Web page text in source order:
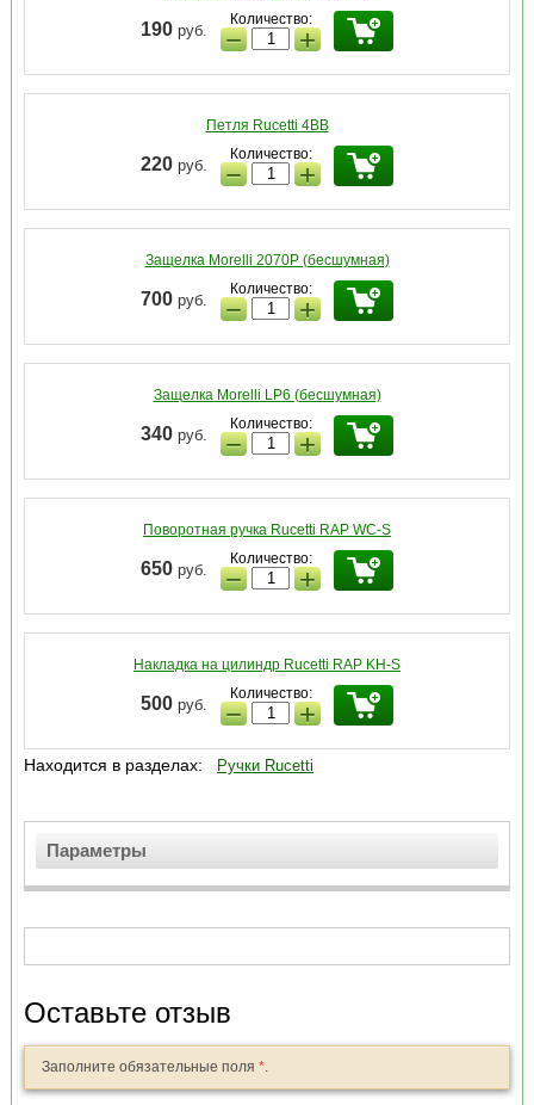
190 руб.
Количество:
− +
Петля Rucetti 4BB
220 руб.
Количество:
− +
Защелка Morelli 2070P (бесшумная)
700 руб.
Количество:
− +
Защелка Morelli LP6 (бесшумная)
340 руб.
Количество:
− +
Поворотная ручка Rucetti RAP WC-S
650 руб.
Количество:
− +
Накладка на цилиндр Rucetti RAP KH-S
500 руб.
Количество:
− +
Находится в разделах: Ручки Rucetti
Параметры
Оставьте отзыв
Заполните обязательные поля *.